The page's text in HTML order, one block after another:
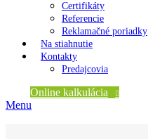
Certifikáty
Referencie
Reklamačné poriadky
Na stiahnutie
Kontakty
Predajcovia
Online kalkulácia
Menu